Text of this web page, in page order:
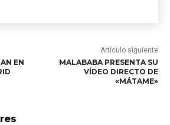
EN
Artículo siguiente
MALABABA PRESENTA SU
VÍDEO DIRECTO DE
«MÁTAME»